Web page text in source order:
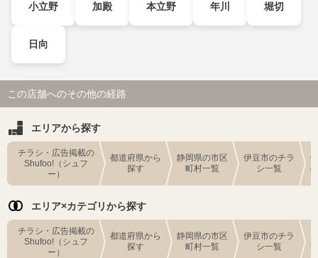
小立野 加殿 本立野 年川 堀切
日向
この店舗へのその他の経路
エリアから探す
チラシ・広告掲載の
Shufoo!（シュフ
ー）
都道府県から
探す
静岡県の市区
町村一覧
伊豆市のチラ
シ一覧
エリア×カテゴリから探す
チラシ・広告掲載の
Shufoo!（シュフ
ー）
都道府県から
探す
静岡県の市区
町村一覧
伊豆市のチラ
シ一覧